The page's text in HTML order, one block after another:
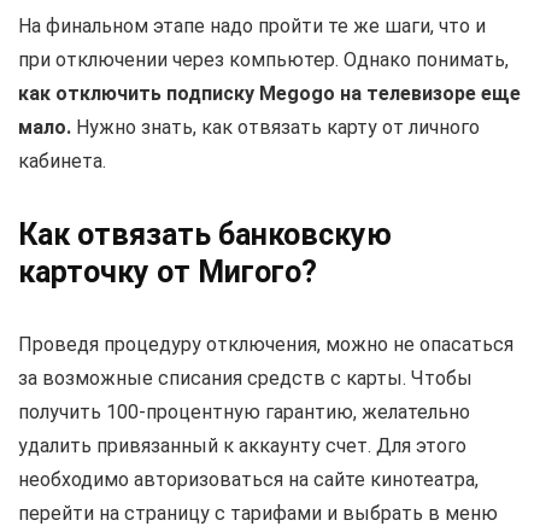
На финальном этапе надо пройти те же шаги, что и
при отключении через компьютер. Однако понимать,
как отключить подписку Megogo на телевизоре еще
мало. Нужно знать, как отвязать карту от личного
кабинета.
Как отвязать банковскую
карточку от Мигого?
Проведя процедуру отключения, можно не опасаться
за возможные списания средств с карты. Чтобы
получить 100-процентную гарантию, желательно
удалить привязанный к аккаунту счет. Для этого
необходимо авторизоваться на сайте кинотеатра,
перейти на страницу с тарифами и выбрать в меню